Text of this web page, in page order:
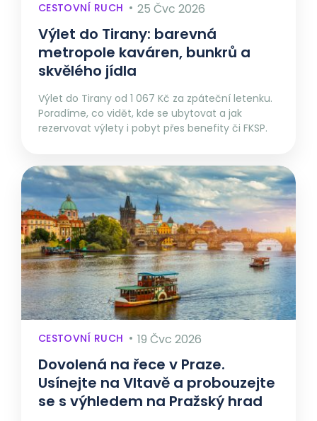
CESTOVNÍ RUCH 25 Čvc 2026
Výlet do Tirany: barevná
metropole kaváren, bunkrů a
skvělého jídla
Výlet do Tirany od 1 067 Kč za zpáteční letenku.
Poradíme, co vidět, kde se ubytovat a jak
rezervovat výlety i pobyt přes benefity či FKSP.
CESTOVNÍ RUCH 19 Čvc 2026
Dovolená na řece v Praze.
Usínejte na Vltavě a probouzejte
se s výhledem na Pražský hrad